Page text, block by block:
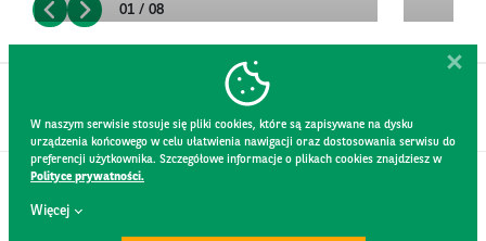
01 / 08
W naszym serwisie stosuje się pliki cookies, które są zapisywane na dysku
urządzenia końcowego w celu ułatwienia nawigacji oraz dostosowania serwisu do
preferencji użytkownika. Szczegółowe informacje o plikach cookies znajdziesz w
Polityce prywatności.
Więcej
KONTAKT
REGULAMIN STRONY